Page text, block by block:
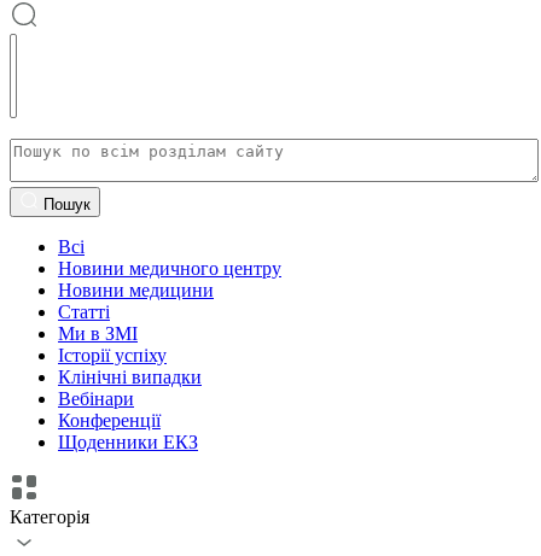
Пошук
Всі
Новини медичного центру
Новини медицини
Статті
Ми в ЗМІ
Історії успіху
Клінічні випадки
Вебінари
Конференції
Щоденники ЕКЗ
Категорія